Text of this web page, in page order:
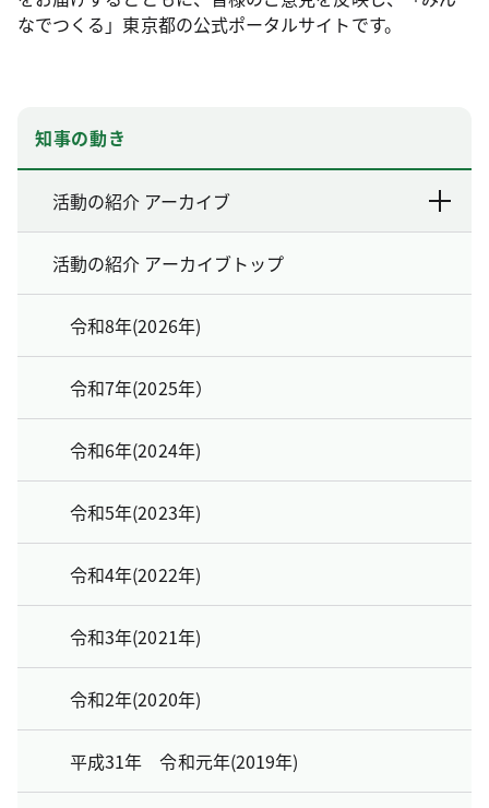
なでつくる」東京都の公式ポータルサイトです。
知事の動き
活動の紹介 アーカイブ
活動の紹介 アーカイブトップ
令和8年(2026年)
令和7年(2025年）
令和6年(2024年)
令和5年(2023年)
令和4年(2022年)
令和3年(2021年)
令和2年(2020年)
平成31年 令和元年(2019年)